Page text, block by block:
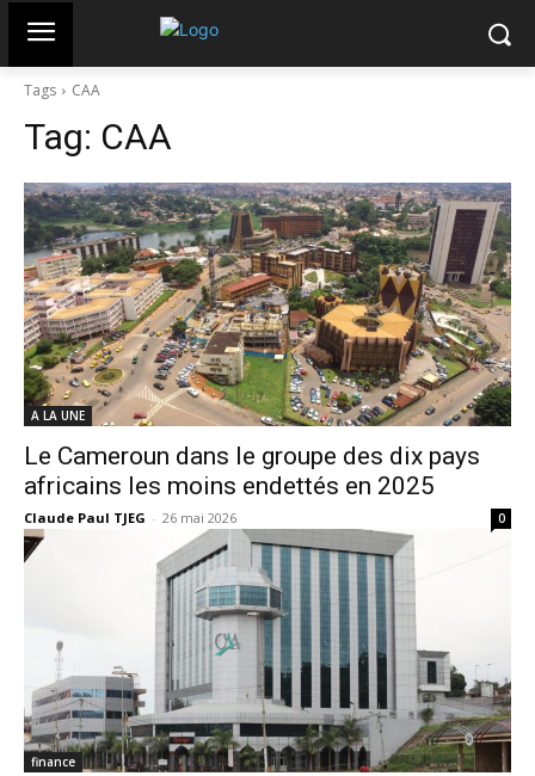
Tags CAA
Tag: CAA
A LA UNE
Le Cameroun dans le groupe des dix pays
africains les moins endettés en 2025
Claude Paul TJEG - 26 mai 2026 0
finance